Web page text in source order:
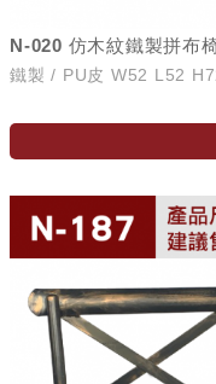
N-020 仿木紋鐵製拼布
鐵製 / PU皮 W52 L52